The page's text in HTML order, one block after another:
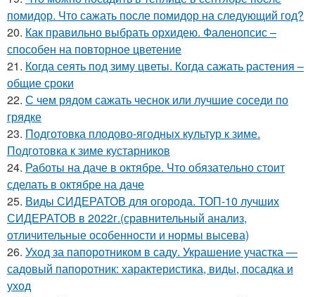
помидор. Что сажать после помидор на следующий год?
20. Как правильно выбрать орхидею. Фаленопсис –
способен на повторное цветение
21. Когда сеять под зиму цветы. Когда сажать растения –
общие сроки
22. С чем рядом сажать чеснок или лучшие соседи по
грядке
23. Подготовка плодово-ягодных культур к зиме.
Подготовка к зиме кустарников
24. Работы на даче в октябре. Что обязательно стоит
сделать в октябре на даче
25. Виды СИДЕРАТОВ для огорода. ТОП-10 лучших
СИДЕРАТОВ в 2022г.(сравнительный анализ,
отличительные особенности и нормы высева)
26. Уход за папоротником в саду. Украшение участка —
садовый папоротник: характеристика, виды, посадка и
уход